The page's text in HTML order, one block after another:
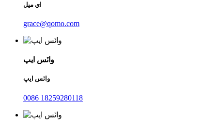
اي ميل
grace@qomo.com
واٽس ايپ
واٽس ايپ
0086 18259280118